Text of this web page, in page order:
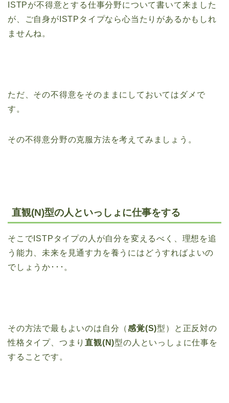
ISTPが不得意とする仕事分野について書いて来ました
が、ご自身がISTPタイプなら心当たりがあるかもしれ
ませんね。
ただ、その不得意をそのままにしておいてはダメで
す。
その不得意分野の克服方法を考えてみましょう。
直観(N)型の人といっしょに仕事をする
そこでISTPタイプの人が自分を変えるべく、理想を追
う能力、未来を見通す力を養うにはどうすればよいの
でしょうか･･･。
その方法で最もよいのは自分（感覚(S)型）と正反対の
性格タイプ、つまり直観(N)型の人といっしょに仕事を
することです。